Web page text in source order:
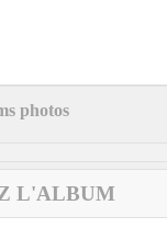
photos
L'ALBUM